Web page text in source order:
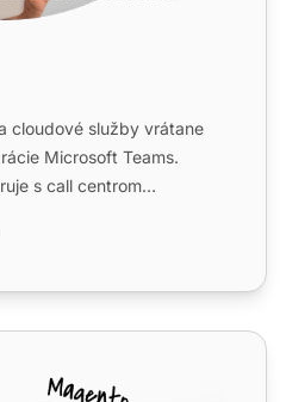
cloudové služby vrátane
Microsoft Teams.
s call centrom